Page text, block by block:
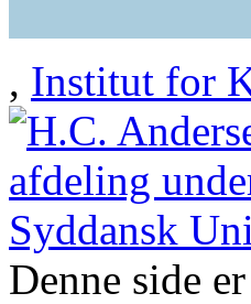
, Institut for
Denne side